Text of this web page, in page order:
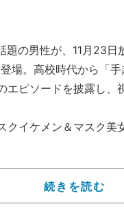
の男性が、11月23日
場。高校時代から「
エピソードを披露し、
イケメン＆マスク美
は中野製薬のヘアスタ
祐也にそっくり」と今
続きを読む